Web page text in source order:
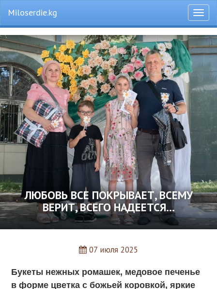
меню
Miloserdie.kg
ЛЮБОВЬ ВСЕ ПОКРЫВАЕТ, ВСЕМУ
ВЕРИТ, ВСЕГО НАДЕЕТСЯ…
07 июля 2025
Букеты нежных ромашек, медовое печенье
в форме цветка с божьей коровкой, яркие